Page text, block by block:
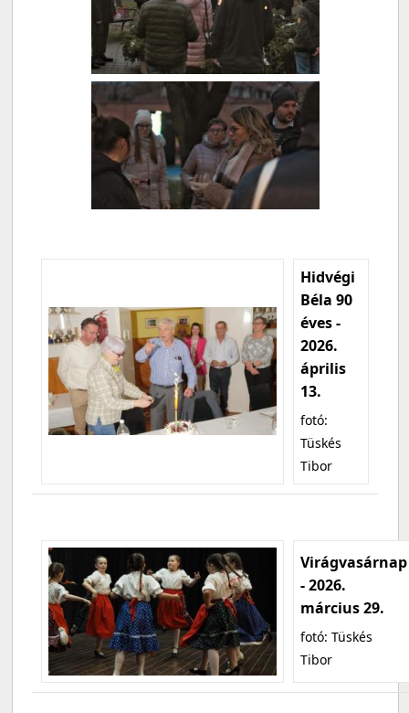
Hidvégi
Béla 90
éves -
2026.
április
13.
fotó:
Tüskés
Tibor
Virágvasárnap
- 2026.
március 29.
fotó: Tüskés
Tibor